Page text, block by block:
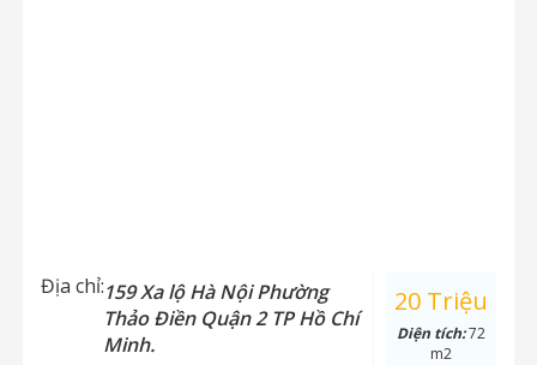
Địa chỉ:159 Xa lộ Hà Nội Phường
Thảo Điền Quận 2 TP Hồ Chí
Minh.
20 Triệu
Diện tích:72
m2